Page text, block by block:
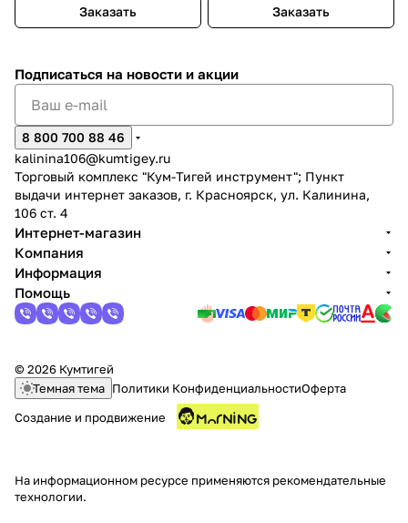
Заказать Заказать
Подписаться на новости и акции
8 800 700 88 46
kalinina106@kumtigey.ru
Торговый комплекс "Кум-Тигей инструмент"; Пункт
выдачи интернет заказов, г. Красноярск, ул. Калинина,
106 ст. 4
Интернет-магазин
Компания
Информация
Помощь
© 2026 Кумтигей
Темная тема Политики КонфиденциальностиОферта
Создание и продвижение
На информационном ресурсе применяются рекомендательные
технологии.